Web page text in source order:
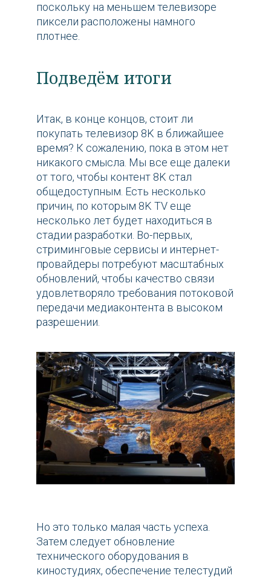
поскольку на меньшем телевизоре
пиксели расположены намного
плотнее.
Подведём итоги
Итак, в конце концов, стоит ли
покупать телевизор 8K в ближайшее
время? К сожалению, пока в этом нет
никакого смысла. Мы все еще далеки
от того, чтобы контент 8K стал
общедоступным. Есть несколько
причин, по которым 8K TV еще
несколько лет будет находиться в
стадии разработки. Во-первых,
стриминговые сервисы и интернет-
провайдеры потребуют масштабных
обновлений, чтобы качество связи
удовлетворяло требования потоковой
передачи медиаконтента в высоком
разрешении.
Но это только малая часть успеха.
Затем следует обновление
технического оборудования в
киностудиях, обеспечение телестудий